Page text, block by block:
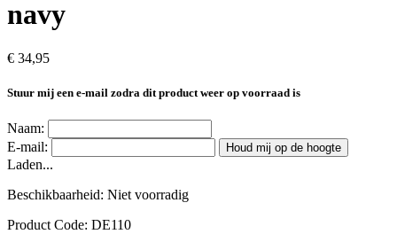
navy
€ 34,95
Stuur mij een e-mail zodra dit product weer op voorraad is
Naam:
E-mail:
Houd mij op de hoogte
Laden...
Beschikbaarheid: Niet voorradig
Product Code: DE110